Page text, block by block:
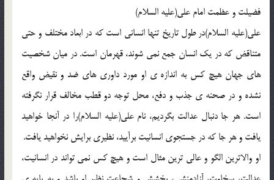
فضیلت و عظمت امام علی(علیه السلام)
علی(علیه السلام)در طول تاریخ تنها انسانی است که در ابعاد مختلف و حتی
متناقض که در یک انسان جمع نمی شوند، قهرمان است. در میان شخصیت
های جهان هیچ کس به اندازه ی او مورد داوری های ضد و نقیض واقع
نشده و در صحنه ی جذب و دفع، محل توجه دو قطب مخالف قرار نگرفته
است. هر جا دنبال عدالت بگردیم، نام علی(علیه السلام)را در آنجا خواهید
یافت و هر جا که در جستجوی انسانیت برآیید، نظیری برایش نخواهید یافت.
او والاترین الگو و عالی ترین مثال است و هیچ کس نمی تواند در انسانیت،